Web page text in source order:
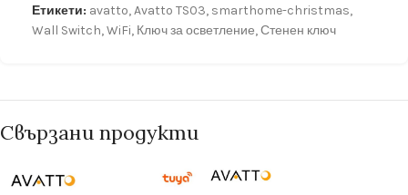
Етикети: avatto,Avatto TS03, smarthome-christmas,
Wall Switch,WiFi, Ключ за осветление,Стенен ключ
Свързани продукти